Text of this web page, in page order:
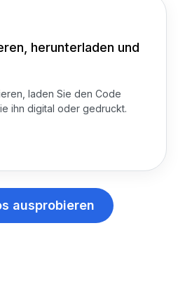
herunterladen und
laden Sie den Code
ihn digital oder gedruckt.
ausprobieren